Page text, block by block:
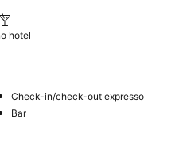
hotel
Check-in/check-out expresso
Bar